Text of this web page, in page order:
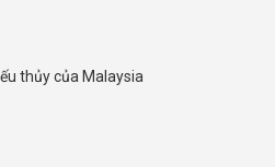
thủy của Malaysia